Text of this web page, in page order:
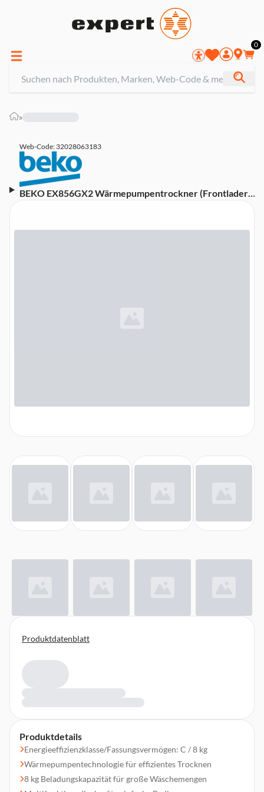
0
»
Web-Code: 32028063183
BEKO EX856GX2 Wärmepumpentrockner (Frontlader,
Produktdetails
Energieeffizienzklasse/Fassungsvermögen: C / 8 kg
Wärmepumpentechnologie für effizientes Trocknen
8 kg Beladungskapazität für große Wäschemengen
Produktdatenblatt